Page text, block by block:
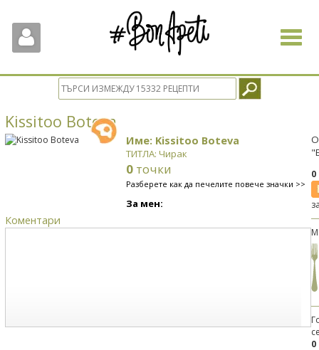
Toggle
Kissitoo Boteva
Име: Kissitoo Boteva
ТИТЛА: Чирак
0 точки
Разберете как да печелите повече значки >>
За мен:
Коментари
0